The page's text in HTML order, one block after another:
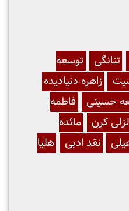
تنانگی
توسعه
زاهره دنیادیده
حسینی
فاطمه
لزلی کرن
مائده
نقد ادبی
هلیا